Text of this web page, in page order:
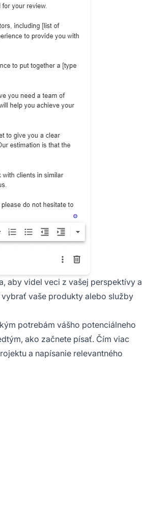
aby videl veci z vašej perspektívy a
vaše produkty alebo služby
potrebám vášho potenciálneho
ako začnete písať. Čím viac
a napísanie relevantného